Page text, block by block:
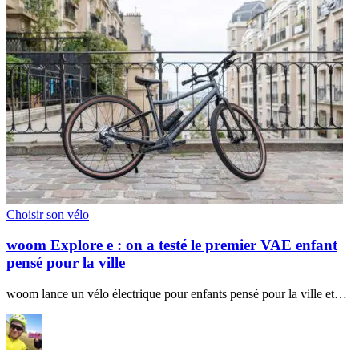
Choisir son vélo
woom Explore e : on a testé le premier VAE enfant
pensé pour la ville
woom lance un vélo électrique pour enfants pensé pour la ville et…